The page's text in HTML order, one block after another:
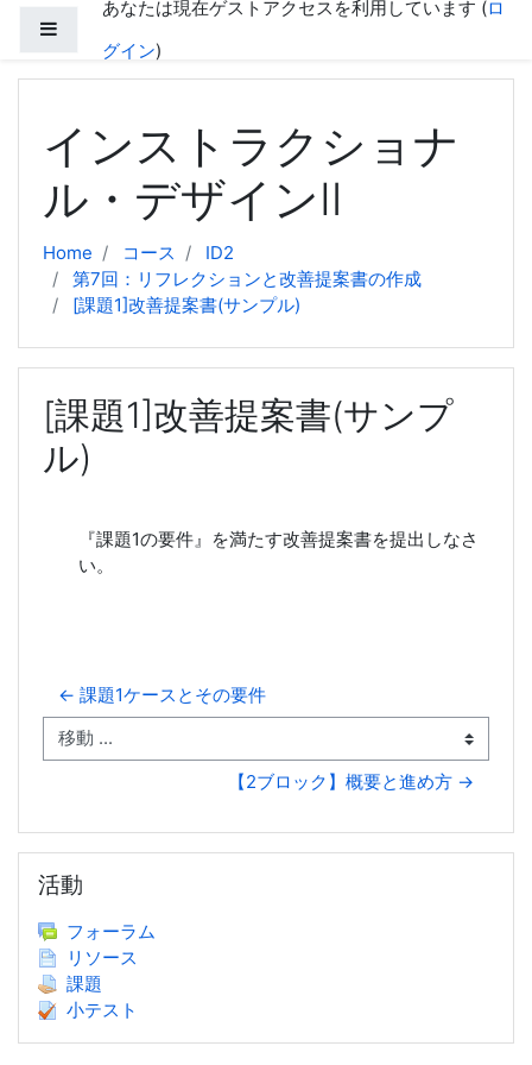
メインコンテンツへスキップする
あなたは現在ゲストアクセスを利用しています (ロ
グイン)
インストラクショナ
ル・デザインⅡ
Home コース
ID2
第7回：リフレクションと改善提案書の作成
[課題1]改善提案書(サンプル)
[課題1]改善提案書(サンプ
ル)
『課題1の要件』を満たす改善提案書を提出しなさ
い。
← 課題1ケースとその要件
移動 ...
【2ブロック】概要と進め方 →
活動
フォーラム
リソース
課題
小テスト